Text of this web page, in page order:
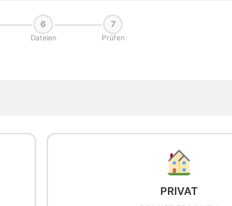
6
Dateien
7
Prüfen
PRIVAT